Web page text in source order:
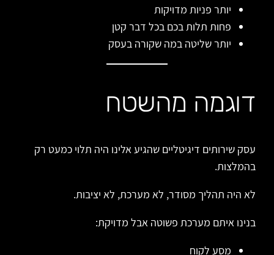
יותר פניות מדויקות
פחות תלות בכם בכל דבר קטן
יותר שליטה במה שקורה בעסק
דוגמה מהשטח
עסק שירותים דיגיטליים שהגיע אלינו היה תלוי כמעט רק
בהמלצות.
לא היה תהליך מסודר, לא מערכת, לא יציבות.
בנינו איתם מערכת פשוטה אבל מדויקת:
מסע לקוח